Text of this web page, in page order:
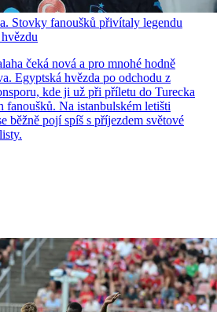
Stovky fanoušků přivítaly legendu
čeká nová a pro mnohé hodně
Egyptská hvězda po odchodu z
kde ji už při příletu do Turecka
fanoušků. Na istanbulském letišti
běžně pojí spíš s příjezdem světové